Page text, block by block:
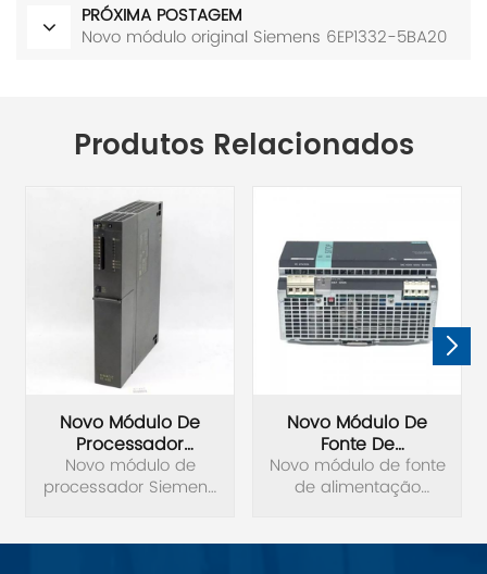
PRÓXIMA POSTAGEM
Novo módulo original Siemens 6EP1332-5BA20
Produtos Relacionados
Novo Módulo De
Processador
Siemens 6ES7417-
4HL04-0AB0 Original
Novo módulo de
processador Siemens
400H, CPU 417H
Novo Módulo De
Fonte De
Alimentação
Original Siemens
Novo módulo de fonte
de alimentação